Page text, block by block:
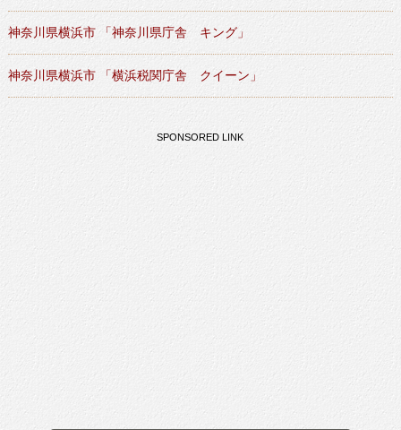
神奈川県横浜市 「神奈川県庁舎 キング」
神奈川県横浜市 「横浜税関庁舎 クイーン」
SPONSORED LINK